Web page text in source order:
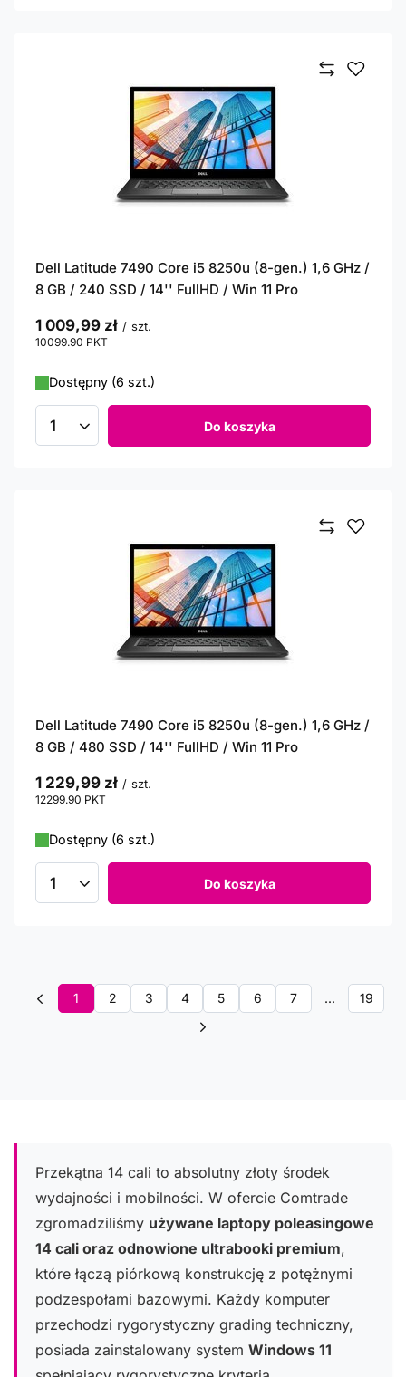
Dell Latitude 7490 Core i5 8250u (8-gen.) 1,6 GHz /
8 GB / 240 SSD / 14'' FullHD / Win 11 Pro
1 009,99 zł / szt.
10099.90 PKT
Dostępny (6 szt.)
Ilość produktów Do koszyka
Dell Latitude 7490 Core i5 8250u (8-gen.) 1,6 GHz /
8 GB / 480 SSD / 14'' FullHD / Win 11 Pro
1 229,99 zł / szt.
12299.90 PKT
Dostępny (6 szt.)
Ilość produktów Do koszyka
1 2 3 4 5 6 7 ... 19
Przekątna 14 cali to absolutny złoty środek
wydajności i mobilności. W ofercie Comtrade
zgromadziliśmy używane laptopy poleasingowe
14 cali oraz odnowione ultrabooki premium,
które łączą piórkową konstrukcję z potężnymi
podzespołami bazowymi. Każdy komputer
przechodzi rygorystyczny grading techniczny,
posiada zainstalowany system Windows 11